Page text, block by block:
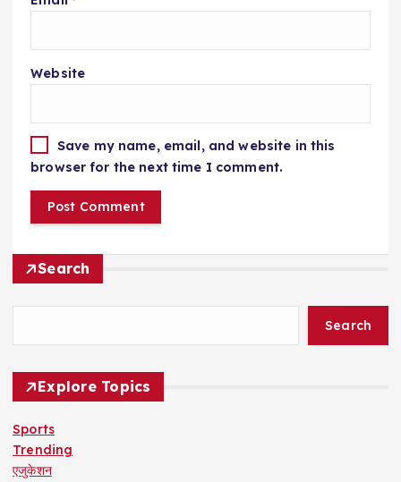
Website
Save my name, email, and website in this
browser for the next time I comment.
Search
Search
Explore Topics
Sports
Trending
एजुकेशन